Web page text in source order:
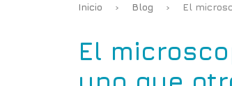
Inicio › Blog › El
El